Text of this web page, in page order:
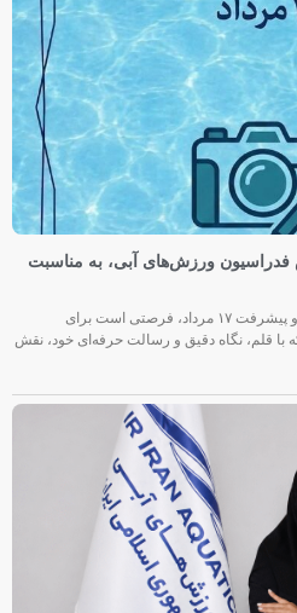
ورزش‌های آبی، به مناسبت
خبرنگاران؛ راویان آب، روایتگران تلاش و پیشرفت ۱۷ مرداد، فرصتی است برای
با قلم، نگاه دقیق و رسالت حرفه‌ای خود، نقش